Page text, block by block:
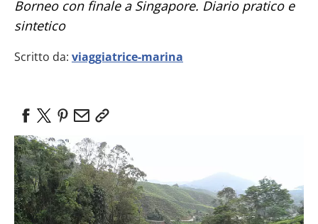
Borneo con finale a Singapore. Diario pratico e
sintetico
Scritto da: viaggiatrice-marina